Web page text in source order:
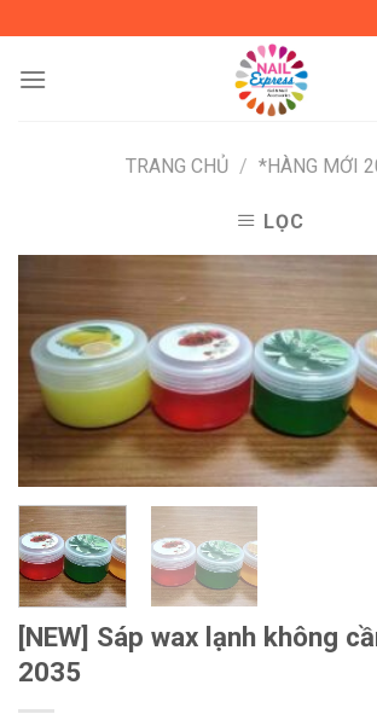
content
TRANG CHỦ / *HÀNG MỚI
LỌC
[NEW] Sáp wax lạnh không
2035